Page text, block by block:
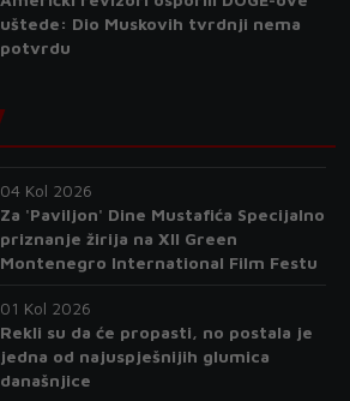
uštede: Dio Muskovih tvrdnji nema
potvrdu
04 Kol 2026
Za 'Paviljon' Dine Mustafića Specijalno
priznanje žirija na XII Green
Montenegro International Film Festu
01 Kol 2026
Rekli su da će propasti, no postala je
jedna od najuspješnijih glumica
današnjice